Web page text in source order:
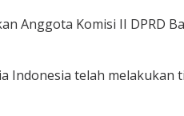
Anggota Komisi II DPRD
Indonesia telah melakukan